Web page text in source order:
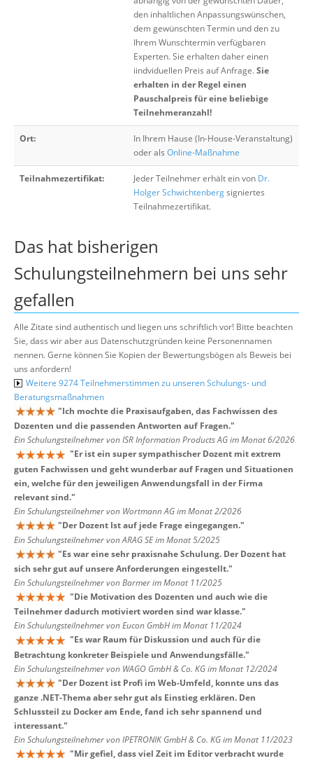
den inhaltlichen Anpassungswünschen,
dem gewünschten Termin und den zu
Ihrem Wunschtermin verfügbaren
Experten. Sie erhalten daher einen
iindviduellen Preis auf Anfrage.Sie
erhalten in der Regel einen
Pauschalpreis für eine beliebige
Teilnehmeranzahl!
Ort:
In Ihrem Hause (In-House-Veranstaltung)
oder als Online-Maßnahme
Teilnahmezertifikat: Jeder Teilnehmer erhält ein von Dr.
Holger Schwichtenbergsigniertes
Teilnahmezertifikat.
Das hat bisherigen
Schulungsteilnehmern bei uns sehr
gefallen
Alle Zitate sind authentisch und liegen uns schriftlich vor! Bitte beachten
Sie, dass wir aber aus Datenschutzgründen keine Personennamen
nennen. Gerne können Sie Kopien der Bewertungsbögen als Beweis bei
uns anfordern!
Weitere 9274 Teilnehmerstimmen zu unseren Schulungs- und
Beratungsmaßnahmen
"Ich mochte die Praxisaufgaben, das Fachwissen des
Dozenten und die passenden Antworten auf Fragen."
Ein Schulungsteilnehmer von ISR Information Products AG im Monat 6/2026
"Er ist ein super sympathischer Dozent mit extrem
guten Fachwissen und geht wunderbar auf Fragen und Situationen
ein, welche für den jeweiligen Anwendungsfall in der Firma
relevant sind."
Ein Schulungsteilnehmer von Wortmann AG im Monat 2/2026
"Der Dozent Ist auf jede Frage eingegangen."
Ein Schulungsteilnehmer von ARAG SE im Monat 5/2025
"Es war eine sehr praxisnahe Schulung. Der Dozent hat
sich sehr gut auf unsere Anforderungen eingestellt."
Ein Schulungsteilnehmer von Barmer im Monat 11/2025
"Die Motivation des Dozenten und auch wie die
Teilnehmer dadurch motiviert worden sind war klasse."
Ein Schulungsteilnehmer von Eucon GmbH im Monat 11/2024
"Es war Raum für Diskussion und auch für die
Betrachtung konkreter Beispiele und Anwendungsfälle."
Ein Schulungsteilnehmer von WAGO GmbH & Co. KG im Monat 12/2024
"Der Dozent ist Profi im Web-Umfeld, konnte uns das
ganze .NET-Thema aber sehr gut als Einstieg erklären. Den
Schlussteil zu Docker am Ende, fand ich sehr spannend und
interessant."
Ein Schulungsteilnehmer von IPETRONIK GmbH & Co. KG im Monat 11/2023
"Mir gefiel, dass viel Zeit im Editor verbracht wurde